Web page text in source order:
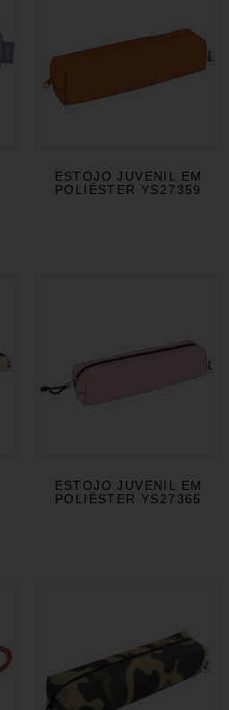
ESTOJO JUVENIL EM
POLIÉSTER YS27359
ESTOJO JUVENIL EM
POLIÉSTER YS27365